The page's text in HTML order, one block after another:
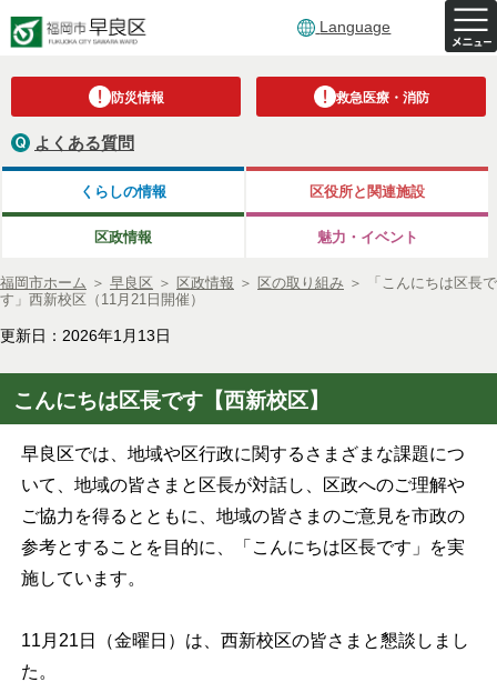
Language
防災情報 救急医療・消防
よくある質問
くらしの情報 区役所と関連施設
区政情報 魅力・イベント
福岡市ホーム ＞ 早良区 ＞ 区政情報 ＞ 区の取り組み ＞
「こんにちは区長で
す」西新校区（11月21日開催）
更新日：2026年1月13日
こんにちは区長です【西新校区】
早良区では、地域や区行政に関するさまざまな課題につ
いて、地域の皆さまと区長が対話し、区政へのご理解や
ご協力を得るとともに、地域の皆さまのご意見を市政の
参考とすることを目的に、「こんにちは区長です」を実
施しています。
11月21日（金曜日）は、西新校区の皆さまと懇談しまし
た。